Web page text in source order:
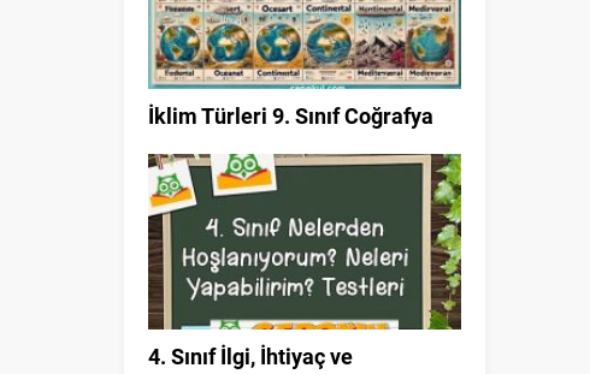
İklim Türleri 9. Sınıf Coğrafya
4. Sınıf İlgi, İhtiyaç ve